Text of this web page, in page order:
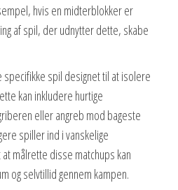
hvis en midterblokker er
af spil, der udnytter dette, skabe
spil designet til at isolere
kan inkludere hurtige
eller angreb mod bageste
spiller ind i vanskelige
målrette disse matchups kan
og selvtillid gennem kampen.